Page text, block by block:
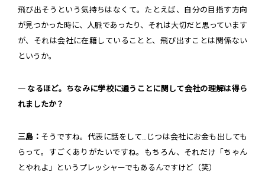
飛び出そうという気持ちはなくて。たとえば、自分の目指す方向
が見つかった時に、人脈であったり、それは大切だと思っています
が、それは会社に在籍していることと、飛び出すことは関係ない
というか。
― なるほど。ちなみに学校に通うことに関して会社の理解は得ら
れましたか？
三島： そうですね。代表に話をして…じつは会社にお金も出しても
らって。すごくありがたいですね。もちろん、それだけ「ちゃん
とやれよ」というプレッシャーでもあるんですけど（笑）